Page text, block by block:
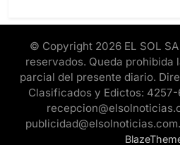
© Copyright 2026 EL SOL
reservados. Queda prohibida
parcial del presente diario.
Clasificados y Edictos: 4257-